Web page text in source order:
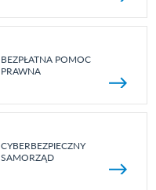
BEZPŁATNA POMOC
PRAWNA
CYBERBEZPIECZNY
SAMORZĄD